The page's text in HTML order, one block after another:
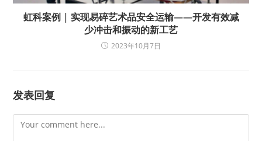
虹科案例 | 实现易碎艺术品安全运输——开发有效减
少冲击和振动的新工艺
2023年10月7日
发表回复